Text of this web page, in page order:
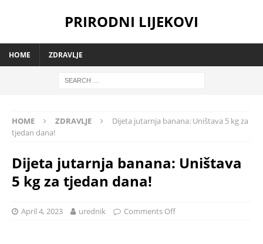
PRIRODNI LIJEKOVI
HOME ZDRAVLJE
HOME ZDRAVLJE
Dijeta jutarnja banana: Uništava 5 kg za
tjedan dana!
Dijeta jutarnja banana: Uništava
5 kg za tjedan dana!
April 4, 2023 urednik Comments Off